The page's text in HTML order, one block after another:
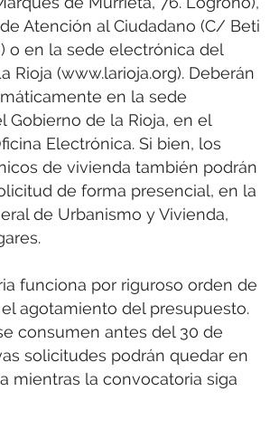
Atención al Ciudadano (C/ Beti
o en la sede electrónica del
Rioja (www.larioja.org). Deberán
en la sede
Gobierno de la Rioja, en el
Electrónica. Si bien, los
de vivienda también podrán
de forma presencial, en la
de Urbanismo y Vivienda,
funciona por riguroso orden de
agotamiento del presupuesto.
consumen antes del 30 de
solicitudes podrán quedar en
mientras la convocatoria siga